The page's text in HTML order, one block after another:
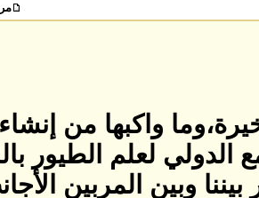
واكبها من
لعلم الطيور
وبين المربين